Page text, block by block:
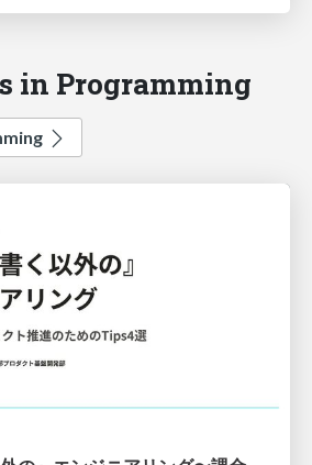
in Programming